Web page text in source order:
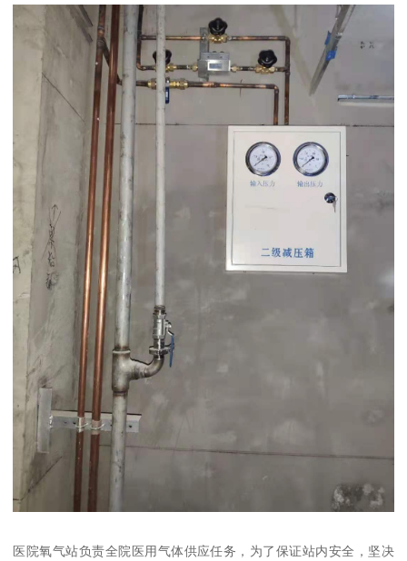
医院氧气站负责全院医用气体供应任务，为了保证站内安全，坚决